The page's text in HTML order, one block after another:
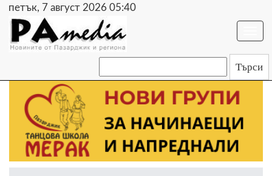
петък, 7 август 2026 05:40